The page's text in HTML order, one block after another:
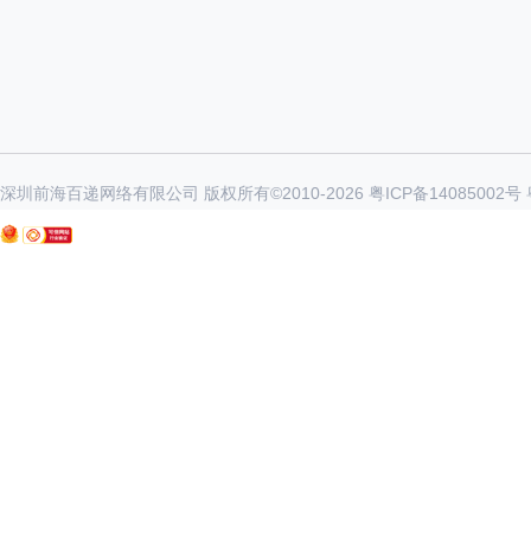
深圳前海百递网络有限公司 版权所有©2010-2026 粤ICP备14085002号